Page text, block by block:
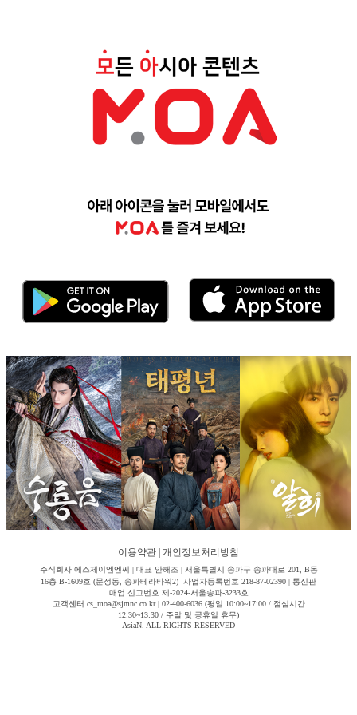
이용약관 개인정보처리방침
주식회사 에스제이엠엔씨 | 대표 안해조 | 서울특별시 송파구 송파대로 201, B동
16층 B-1609호 (문정동, 송파테라타워2) 사업자등록번호 218-87-02390 | 통신판
매업 신고번호 제-2024-서울송파-3233호
고객센터 cs_moa@sjmnc.co.kr | 02-400-6036 (평일 10:00~17:00 / 점심시간
12:30~13:30 / 주말 및 공휴일 휴무)
AsiaN. ALL RIGHTS RESERVED